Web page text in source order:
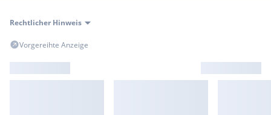
Rechtlicher Hinweis
Vorgereihte Anzeige